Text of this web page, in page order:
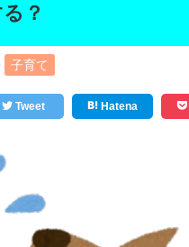
？
子育て
Tweet Hatena